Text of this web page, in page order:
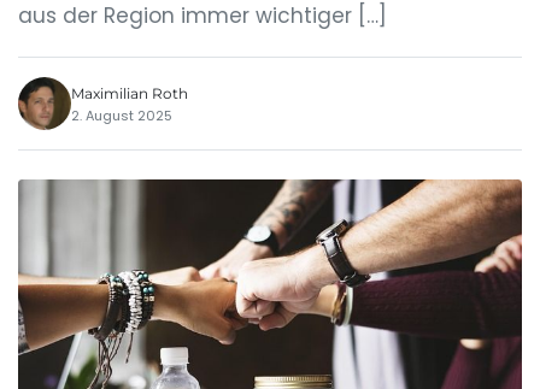
aus der Region immer wichtiger […]
Maximilian Roth
2. August 2025